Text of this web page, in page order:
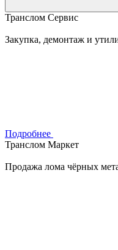
Транслом Сервис
Закупка, демонтаж и
Подробнее
Транслом Маркет
Продажа лома чёрных